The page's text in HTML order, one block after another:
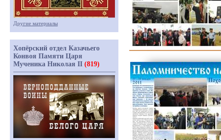
Другие материалы
Хопёрский отдел Казачьего
Конвоя Памяти Царя
Мученика Николая II (819)